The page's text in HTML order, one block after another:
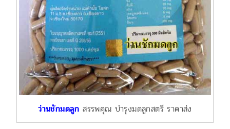
ว่านชักมดลูก สรรพคุณ บำรุงมดลูกสตรี ราคาส่ง